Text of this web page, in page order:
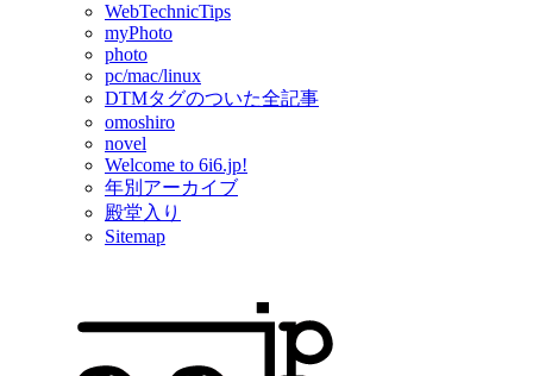
WebTechnicTips
myPhoto
photo
pc/mac/linux
DTMタグのついた全記事
omoshiro
novel
Welcome to 6i6.jp!
年別アーカイブ
殿堂入り
Sitemap